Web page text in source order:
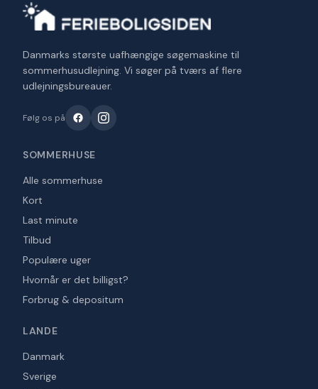
Danmarks største uafhængige søgemaskine til
sommerhusudlejning. Vi søger på tværs af flere
udlejningsbureauer.
Følg os på
SOMMERHUSE
Alle sommerhuse
Kort
Last minute
Tilbud
Populære uger
Hvornår er det billigst?
Forbrug & depositum
LANDE
Danmark
Sverige